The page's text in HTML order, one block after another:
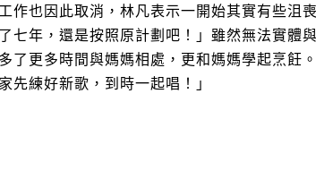
作也因此取消，林凡表示一開始其實有些沮
七年，還是按照原計劃吧！」雖然無法實體
了更多時間與媽媽相處，更和媽媽學起烹飪
先練好新歌，到時一起唱！ 」